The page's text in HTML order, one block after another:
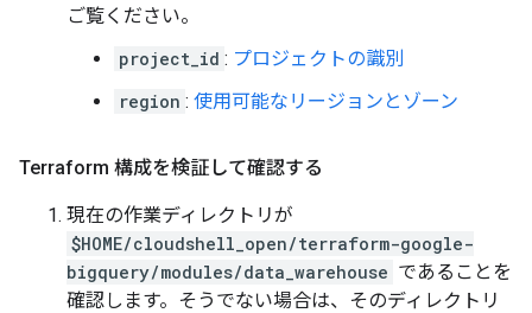
ご覧ください。
project_id : プロジェクトの識別
region : 使用可能なリージョンとゾーン
Terraform 構成を検証して確認する
現在の作業ディレクトリが
$HOME/cloudshell_open/terraform-google-
bigquery/modules/data_warehouse であることを
確認します。そうでない場合は、そのディレクトリ